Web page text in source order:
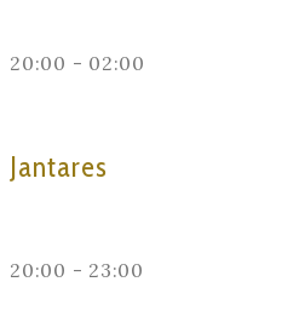
20:00 - 02:00
Jantares
20:00 - 23:00